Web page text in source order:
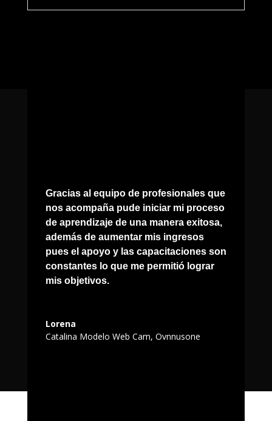
Gracias al equipo de profesionales que
nos acompaña pude iniciar mi proceso
de aprendizaje de una manera exitosa,
además de aumentar mis ingresos
pues el apoyo y las capacitaciones son
constantes lo que me permitió lograr
mis objetivos.
Lorena
Catalina Modelo Web Cam, Ovnnusone